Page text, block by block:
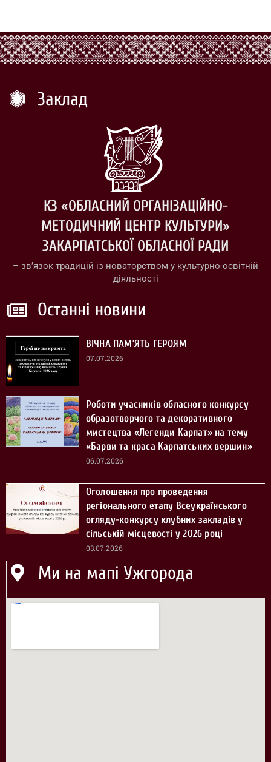
Заклад
КЗ «ОБЛАСНИЙ ОРГАНІЗАЦІЙНО-
МЕТОДИЧНИЙ ЦЕНТР КУЛЬТУРИ»
ЗАКАРПАТСЬКОЇ ОБЛАСНОЇ РАДИ
– зв’язок традицій із новаторством у культурно-освітній
діяльності
Останні новини
ВІЧНА ПАМ’ЯТЬ ГЕРОЯМ
07.07.2026
Роботи учасників обласного конкурсу
образотворчого та декоративного
мистецтва «Легенди Карпат» на тему
«Барви та краса Карпатських вершин»
06.07.2026
Оголошення про проведення
регіонального етапу Всеукраїнського
огляду-конкурсу клубних закладів у
сільській місцевості у 2026 році
03.07.2026
Ми на мапі Ужгорода